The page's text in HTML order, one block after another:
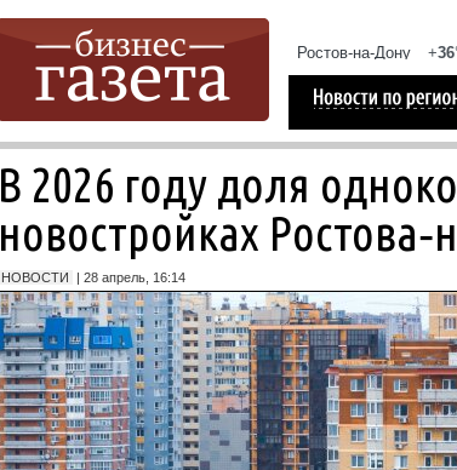
В 2026 году доля
новостройках
НОВОСТИ | 28 апрель, 16:14